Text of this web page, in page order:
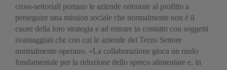
cross-settoriali portano le aziende orientate al profitto a
perseguire una mission sociale che normalmente non è il
cuore della loro strategia e ad entrare in contatto con soggetti
svantaggiati che con cui le aziende del Terzo Settore
normalmente operano. «La collaborazione gioca un ruolo
fondamentale per la riduzione dello spreco alimentare e, in